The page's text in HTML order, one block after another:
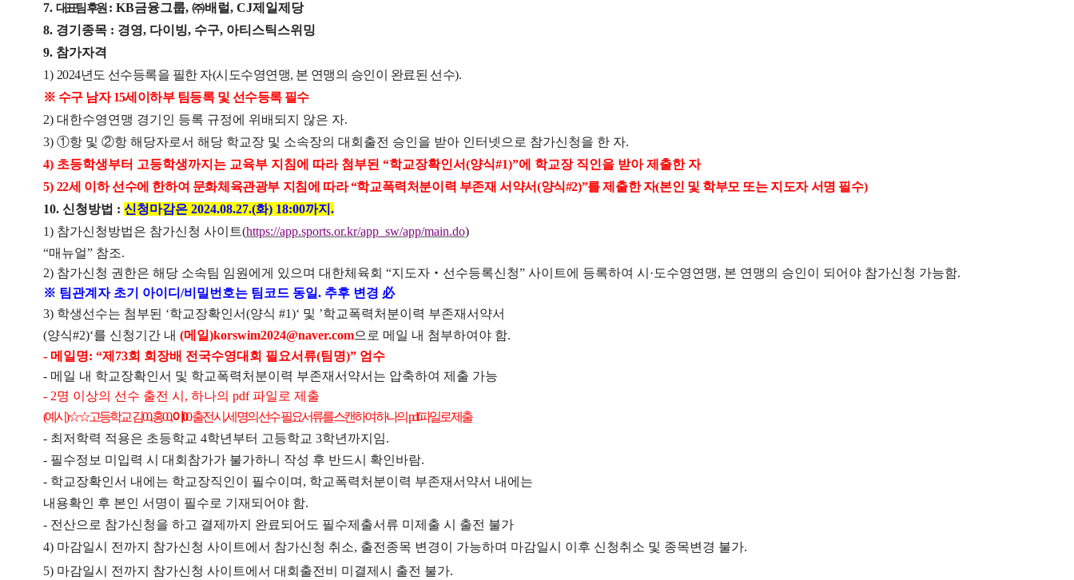
7. 대표팀 후원 : KB금융그룹, ㈜배럴, CJ제일제당
8. 경기종목 : 경영, 다이빙, 수구, 아티스틱스위밍
9. 참가자격
1) 2024년도 선수등록을 필한 자(시도수영연맹, 본 연맹의 승인이 완료된 선수).
※ 수구 남자15세이하부 팀등록 및 선수등록 필수
2) 대한수영연맹 경기인 등록 규정에 위배되지 않은 자.
3) ①항 및 ②항 해당자로서 해당 학교장 및 소속장의 대회출전 승인을 받아 인터넷으로 참가신청을 한 자.
4) 초등학생부터 고등학생까지는 교육부 지침에 따라 첨부된 “학교장확인서(양식#1)”에 학교장 직인을 받아 제출한 자
5) 22세 이하 선수에 한하여 문화체육관광부 지침에 따라“학교폭력처분이력 부존재 서약서(양식#2)”를 제출한 자(본인 및 학부모 또는 지도자 서명 필수)
10. 신청방법 : 신청마감은 2024.08.27.(화) 18:00까지 .
1) 참가신청방법은 참가신청 사이트(https://app.sports.or.kr/app_sw/app/main.do)
“매뉴얼” 참조.
2) 참가신청 권한은 해당 소속팀 임원에게 있으며 대한체육회 “지도자‧ 선수등록신청” 사이트에 등록하여 시 · 도수영연맹, 본 연맹의 승인이 되어야 참가신청 가능함.
※ 팀관계자 초기 아이디 /비밀번호는 팀코드 동일. 추후 변경 必
3) 학생선수는 첨부된 ‘학교장확인서(양식 #1)‘ 및 ’학교폭력처분이력 부존재서약서
(양식#2)‘를 신청기간 내 (메일)korswim2024@naver.com으로 메일 내 첨부하여야 함.
- 메일명: “제 73회 회장배 전국수영대회 필요서류(팀명)” 엄수
- 메일 내 학교장확인서 및 학교폭력처분이력 부존재서약서는 압축하여 제출 가능
- 2명 이상의 선수 출전 시 , 하나의 pdf 파일로 제출
(예시)☆☆고등학교 김00,홍00,이 00출전 시 ,세 명의 선수 필요서류를 스캔하여 하나의pdf파일로 제출
- 최저학력 적용은 초등학교 4학년부터 고등학교 3학년까지임.
- 필수정보 미입력 시 대회참가가 불가하니 작성 후 반드시 확인바람.
- 학교장확인서 내에는 학교장직인이 필수이며 , 학교폭력처분이력 부존재서약서 내에는
내용확인 후 본인 서명이 필수로 기재되어야 함.
- 전산으로 참가신청을 하고 결제까지 완료되어도 필수제출서류 미제출 시 출전 불가
4) 마감일시 전까지 참가신청 사이트에서 참가신청 취소, 출전종목 변경이 가능하며 마감일시 이후 신청취소 및 종목변경 불가.
5) 마감일시 전까지 참가신청 사이트에서 대회출전비 미결제시 출전 불가.